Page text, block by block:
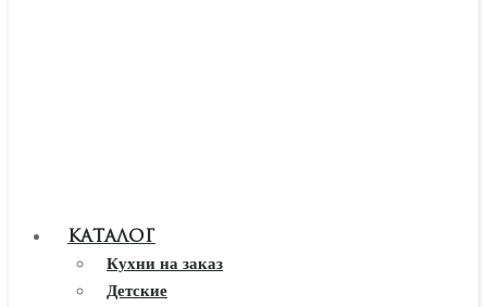
КАТАЛОГ
Кухни на заказ
Детские